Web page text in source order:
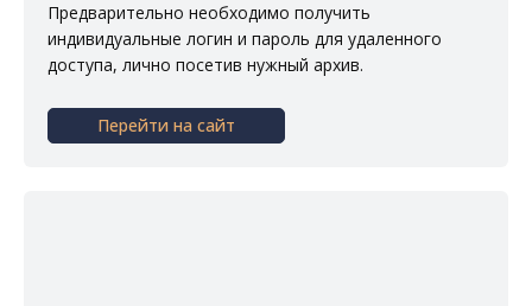
Предварительно необходимо получить
индивидуальные логин и пароль для удаленного
доступа, лично посетив нужный архив.
Перейти на сайт